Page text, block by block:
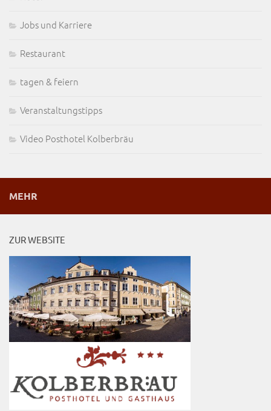
Jobs und Karriere
Restaurant
tagen & feiern
Veranstaltungstipps
Video Posthotel Kolberbräu
MEHR
ZUR WEBSITE